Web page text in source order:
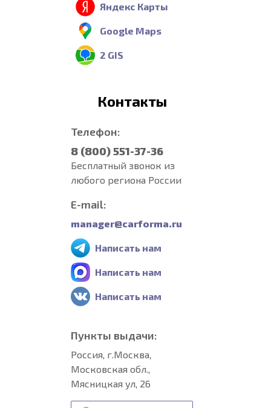
Яндекс Карты
Google Maps
2 GIS
Контакты
Телефон:
8 (800) 551-37-36
Бесплатный звонок из
любого региона России
E-mail:
manager@carforma.ru
Написать нам
Написать нам
Написать нам
Пункты выдачи:
Россия, г.Москва,
Московская обл.,
Мясницкая ул, 26